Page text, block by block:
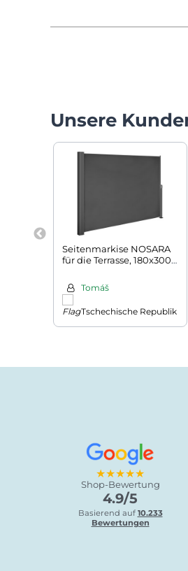
Unsere
Seitenmarkise NOSARA
für die Terrasse, 180x300
Tomáš
Tschechische Republik
★★★★★
Shop-Bewertung
4.9/5
Basierend auf 10.233
Bewertungen